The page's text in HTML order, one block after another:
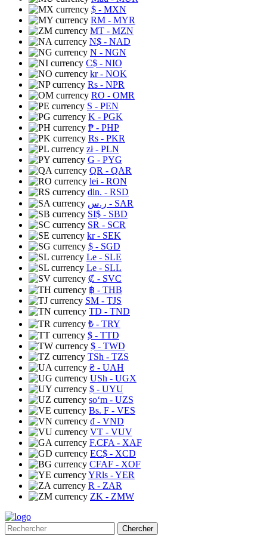
$ - MXN
RM - MYR
MT - MZN
N$ - NAD
N - NGN
C$ - NIO
kr- NOK
Rs - NPR
RO - OMR
S - PEN
K - PGK
₱ - PHP
Rs - PKR
zł- PLN
G - PYG
QR - QAR
lei - RON
din. - RSD
ر.س - SAR
SI$ - SBD
SR - SCR
kr- SEK
$ - SGD
Le - SLE
Le - SLL
₡ - SVC
฿ - THB
ЅМ - TJS
TD - TND
₺ - TRY
$ - TTD
$ - TWD
TSh - TZS
₴ - UAH
USh - UGX
$ - UYU
soʻm - UZS
Bs. F - VES
₫ - VND
VT - VUV
F.CFA - XAF
EC$ - XCD
CFAF - XOF
YRls - YER
R - ZAR
ZK - ZMW
Chercher